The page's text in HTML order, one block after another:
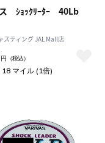
ｼｮｯｸﾘｰﾀｰ 40Lb
スティング JAL Mall店
円 （税込）
18 マイル (1倍)